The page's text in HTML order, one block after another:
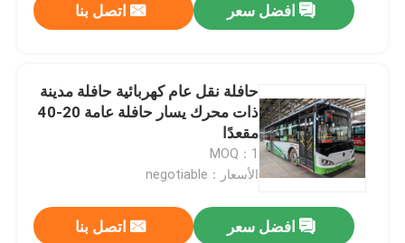
افضل سعر اتصل بنا
حافلة نقل عام كهربائية حافلة مدينة
ذات محرك يسار حافلة عامة 20-40
مقعدًا
MOQ：1
الأسعار：negotiable
افضل سعر اتصل بنا